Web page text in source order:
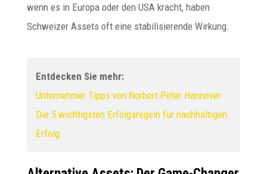
wenn es in Europa oder den USA kracht, haben
Schweizer Assets oft eine stabilisierende Wirkung.
Entdecken Sie mehr:
Unternehmer Tipps von Norbert Peter Hannover
Die 5 wichtigsten Erfolgsregeln für nachhaltigen
Erfolg